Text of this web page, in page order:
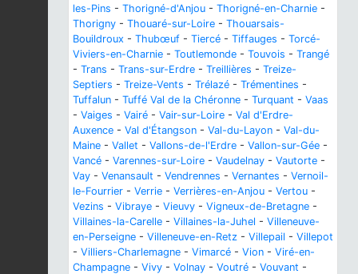
les-Pins - Thorigné-d'Anjou - Thorigné-en-Charnie -
Thorigny - Thouaré-sur-Loire - Thouarsais-
Bouildroux - Thubœuf - Tiercé - Tiffauges - Torcé-
Viviers-en-Charnie - Toutlemonde - Touvois - Trangé
- Trans - Trans-sur-Erdre - Treillières - Treize-
Septiers - Treize-Vents - Trélazé - Trémentines -
Tuffalun - Tuffé Val de la Chéronne - Turquant - Vaas
- Vaiges - Vairé - Vair-sur-Loire - Val d'Erdre-
Auxence - Val d'Étangson - Val-du-Layon - Val-du-
Maine - Vallet - Vallons-de-l'Erdre - Vallon-sur-Gée -
Vancé - Varennes-sur-Loire - Vaudelnay - Vautorte -
Vay - Venansault - Vendrennes - Vernantes - Vernoil-
le-Fourrier - Verrie - Verrières-en-Anjou - Vertou -
Vezins - Vibraye - Vieuvy - Vigneux-de-Bretagne -
Villaines-la-Carelle - Villaines-la-Juhel - Villeneuve-
en-Perseigne - Villeneuve-en-Retz - Villepail - Villepot
- Villiers-Charlemagne - Vimarcé - Vion - Viré-en-
Champagne - Vivy - Volnay - Voutré - Vouvant -